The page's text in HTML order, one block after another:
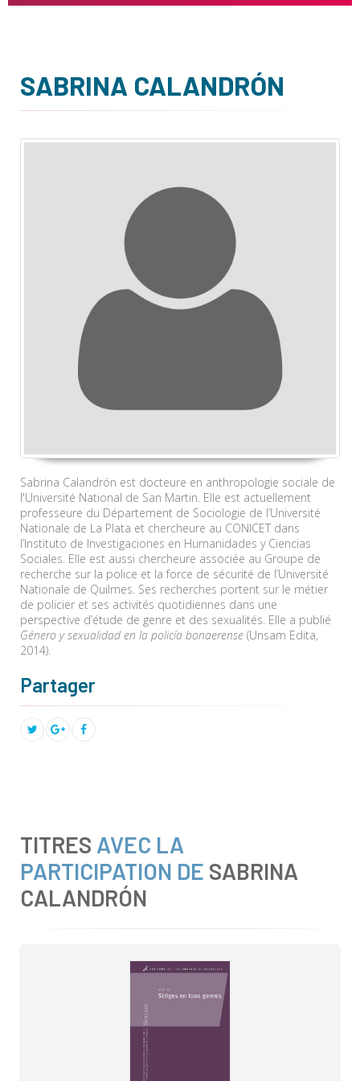
SABRINA CALANDRÓN
Sabrina Calandrón est docteure en anthropologie sociale de
l'Université National de San Martin. Elle est actuellement
professeure du Département de Sociologie de l’Université
Nationale de La Plata et chercheure au CONICET dans
l’Instituto de Investigaciones en Humanidades y Ciencias
Sociales. Elle est aussi chercheure associée au Groupe de
recherche sur la police et la force de sécurité de l’Université
Nationale de Quilmes. Ses recherches portent sur le métier
de policier et ses activités quotidiennes dans une
perspective d’étude de genre et des sexualités. Elle a publié
Género y sexualidad en la policía bonaerense (Unsam Edita,
2014).
Partager
TITRES AVEC LA
PARTICIPATION DE SABRINA
CALANDRÓN